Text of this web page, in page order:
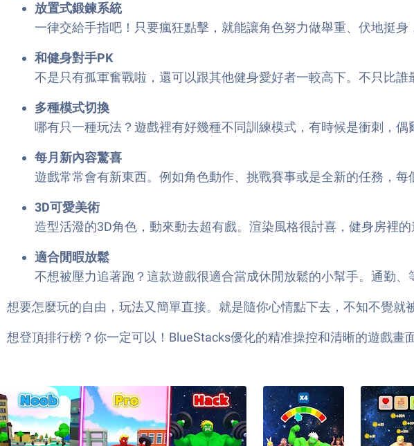
放置式鍛鍊系統
一律交給手指吧！只要瘋狂點擊，就能讓角色努力做舉重、伏地挺
和健身對手PK
不是只有孤軍奮戰啦，還可以跟其他健身愛好者一較高下。不只比
多種模式切換
哪有只一種玩法？遊戲裡有好幾種不同訓練模式，有時候是衝刺，
每月新內容驚喜
遊戲常常會有新東西。例如角色動作、挑戰賽事或是全新的任務，
3D可愛美術
造型活潑的3D角色，動來動去超有戲。渲染風格很討喜，健身房裡
適合閒暇放鬆
不想被壓力追著跑？這款遊戲很適合當成休閒放鬆的小幫手。通勤
想要怎麼玩的自由，玩法又簡單直接。就是隨你心情點下去，不知不覺
想登頂排行榜？你一定可以！BlueStacks優化的精准操控和清晰的遊戲畫